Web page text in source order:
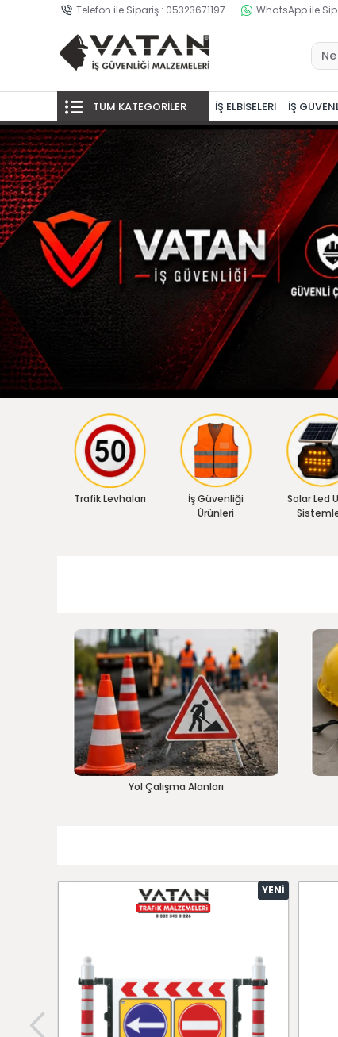
Telefon ile Sipariş : 05323671197 WhatsApp ile
TÜM KATEGORİLER İŞ ELBİSELERİ İŞ
Trafik Levhaları
İş Güvenliği
Ürünleri
Solar Led
Yol Çalışma Alanları
YENI